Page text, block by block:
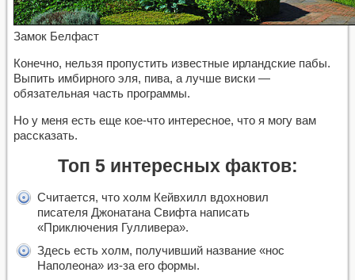
Замок Белфаст
Конечно, нельзя пропустить известные ирландские пабы.
Выпить имбирного эля, пива, а лучше виски —
обязательная часть программы.
Но у меня есть еще кое-что интересное, что я могу вам
рассказать.
Топ 5 интересных фактов:
Считается, что холм Кейвхилл вдохновил
писателя Джонатана Свифта написать
«Приключения Гулливера».
Здесь есть холм, получивший название «нос
Наполеона» из-за его формы.